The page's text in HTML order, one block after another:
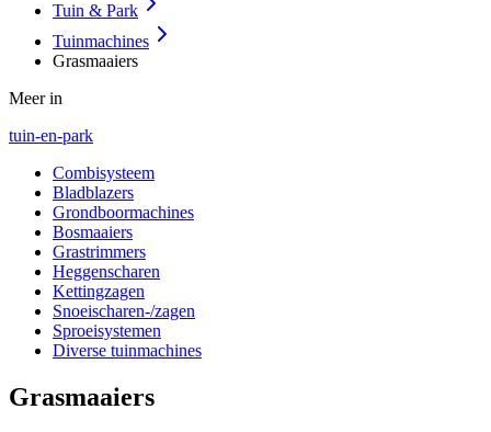
Tuin & Park
Tuinmachines
Grasmaaiers
Meer in
tuin-en-park
Combisysteem
Bladblazers
Grondboormachines
Bosmaaiers
Grastrimmers
Heggenscharen
Kettingzagen
Snoeischaren-/zagen
Sproeisystemen
Diverse tuinmachines
Grasmaaiers